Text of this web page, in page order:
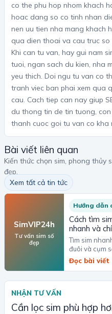
co the phu hop nhom khach
hoac dang so co tinh nhan
nen uu tien nha mang khach
qua dien thoai va cau truc
Khi can tu van, hay gui nam
tuoi, ngan sach du kien, nha
yeu thich. Doi ngu tu van co
tranh viec ban phai xem qua
cau. Cach tiep can nay giup
du thong tin de tin tuong,
thanh cuoc goi tu van co kha
Bài viết liên quan
Kiến thức chọn sim, phong thủy
đẹp.
Xem tất cả tin tức
SimVIP24h
Tư vấn sim số
đẹp
Hướng dẫn
Cách tìm
nhanh và
Tìm sim
đuôi và cụm
Đọc bài viết
NHẬN TƯ VẤN
Cần lọc sim phù hợp